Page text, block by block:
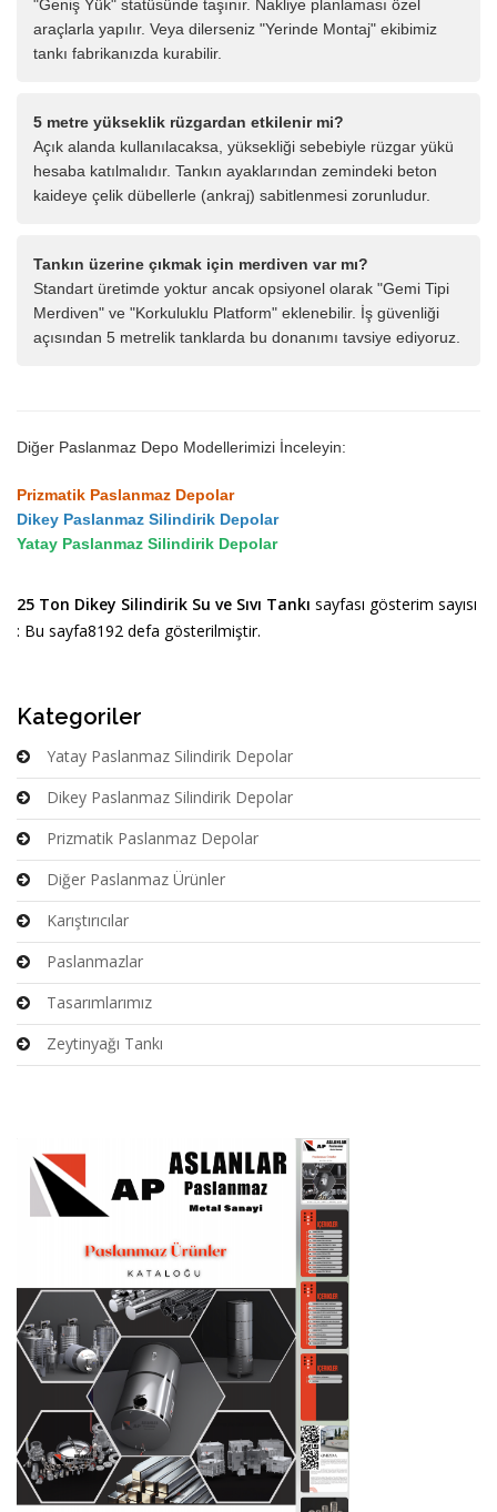
"Geniş Yük" statüsünde taşınır. Nakliye planlaması özel
araçlarla yapılır. Veya dilerseniz "Yerinde Montaj" ekibimiz
tankı fabrikanızda kurabilir.
5 metre yükseklik rüzgardan etkilenir mi?
Açık alanda kullanılacaksa, yüksekliği sebebiyle rüzgar yükü
hesaba katılmalıdır. Tankın ayaklarından zemindeki beton
kaideye çelik dübellerle (ankraj) sabitlenmesi zorunludur.
Tankın üzerine çıkmak için merdiven var mı?
Standart üretimde yoktur ancak opsiyonel olarak "Gemi Tipi
Merdiven" ve "Korkuluklu Platform" eklenebilir. İş güvenliği
açısından 5 metrelik tanklarda bu donanımı tavsiye ediyoruz.
Diğer Paslanmaz Depo Modellerimizi İnceleyin:
Prizmatik Paslanmaz Depolar
Dikey Paslanmaz Silindirik Depolar
Yatay Paslanmaz Silindirik Depolar
25 Ton Dikey Silindirik Su ve Sıvı Tankı sayfası gösterim sayısı
: Bu sayfa8192 defa gösterilmiştir.
Kategoriler
Yatay Paslanmaz Silindirik Depolar
Dikey Paslanmaz Silindirik Depolar
Prizmatik Paslanmaz Depolar
Diğer Paslanmaz Ürünler
Karıştırıcılar
Paslanmazlar
Tasarımlarımız
Zeytinyağı Tankı